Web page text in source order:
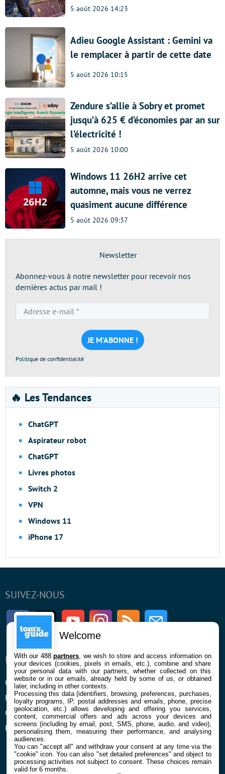
5 août 2026 14:23
Adieu Google Assistant : Gemini va
le remplacer à partir de cette date
5 août 2026 10:15
Zendure s’allie à Sobry et promet
jusqu’à 625 € d’économies par an sur
l’électricité !
5 août 2026 10:00
Windows 11 26H2 arrive cet
automne, mais vous ne verrez
quasiment aucune différence
5 août 2026 09:37
Newsletter
Abonnez-vous à notre newsletter pour recevoir nos
dernières actus par mail !
e-
mail
*
Politique de confidentialité
🔥 Les Tendances
ChatGPT
Aspirateur robot
ChatGPT
Livres photos
Switch 2
VPN
Windows 11
iPhone 17
SUIVEZ-NOUS
FacebookTwitter Youtube InstagramRSS Newsletter
ENTREPRISE
Qui sommes nous
Mentions légales et CGU
Confidentialité et Cookies
Préférences cookies
À PROPOS
La rédaction
Contact
Welcome
With our 488partners , we wish to store and access information on
your devices (cookies, pixels in emails, etc.), combine and share
your personal data with our partners, whether collected on this
website or in our emails, already held by some of us, or obtained
later, including in other contexts.
Processing this data (identifiers, browsing, preferences, purchases,
loyalty programs, IP, postal addresses and emails, phone, precise
geolocation, etc.) allows developing and offering you services,
content, commercial offers and ads across your devices and
screens (including by email, post, SMS, phone, audio, and video),
personalising them, measuring their performance, and analysing
audiences.
You can "accept all" and withdraw your consent at any time via the
"cookie" icon. You can also "set detailed preferences" and object to
processing activities not subject to consent. These choices remain
valid for 6 months.